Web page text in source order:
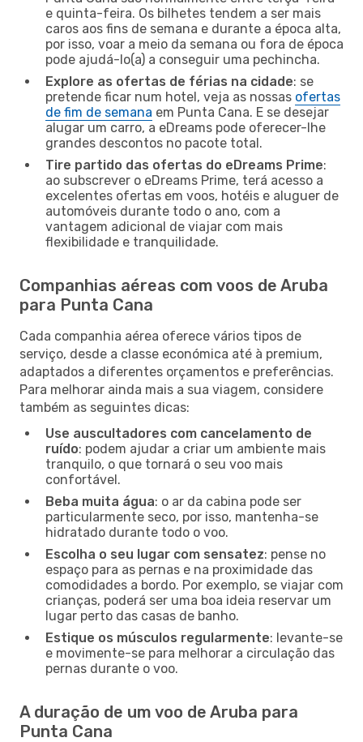
e quinta-feira. Os bilhetes tendem a ser mais
caros aos fins de semana e durante a época alta,
por isso, voar a meio da semana ou fora de época
pode ajudá-lo(a) a conseguir uma pechincha.
Explore as ofertas de férias na cidade: se
pretende ficar num hotel, veja as nossas ofertas
de fim de semana em Punta Cana. E se desejar
alugar um carro, a eDreams pode oferecer-lhe
grandes descontos no pacote total.
Tire partido das ofertas do eDreams Prime:
ao subscrever o eDreams Prime, terá acesso a
excelentes ofertas em voos, hotéis e aluguer de
automóveis durante todo o ano, com a
vantagem adicional de viajar com mais
flexibilidade e tranquilidade.
Companhias aéreas com voos de Aruba
para Punta Cana
Cada companhia aérea oferece vários tipos de
serviço, desde a classe económica até à premium,
adaptados a diferentes orçamentos e preferências.
Para melhorar ainda mais a sua viagem, considere
também as seguintes dicas:
Use auscultadores com cancelamento de
ruído: podem ajudar a criar um ambiente mais
tranquilo, o que tornará o seu voo mais
confortável.
Beba muita água: o ar da cabina pode ser
particularmente seco, por isso, mantenha-se
hidratado durante todo o voo.
Escolha o seu lugar com sensatez: pense no
espaço para as pernas e na proximidade das
comodidades a bordo. Por exemplo, se viajar com
crianças, poderá ser uma boa ideia reservar um
lugar perto das casas de banho.
Estique os músculos regularmente: levante-se
e movimente-se para melhorar a circulação das
pernas durante o voo.
A duração de um voo de Aruba para
Punta Cana